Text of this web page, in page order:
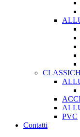
PVC
Contatti